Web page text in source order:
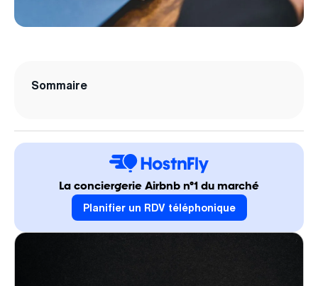
Sommaire
La conciergerie Airbnb n°1 du marché
Planifier un RDV téléphonique